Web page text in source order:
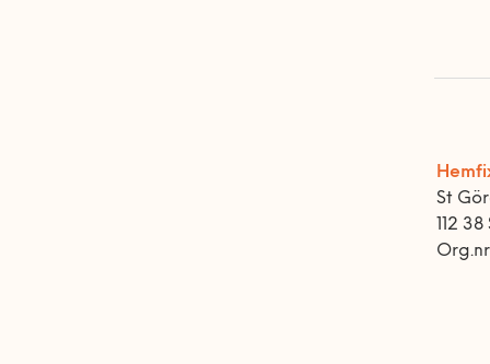
St
112